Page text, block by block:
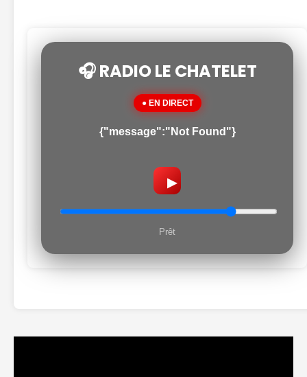
🎧 RADIO LE CHATELET
● EN DIRECT
{"message":"Not Found"}
▶
Prêt